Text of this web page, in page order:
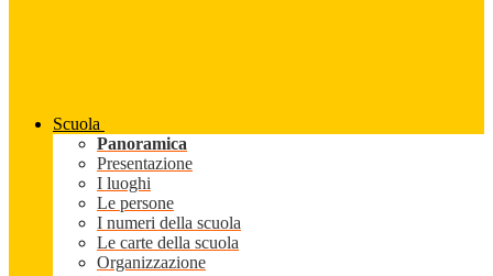
Scuola
Panoramica
Presentazione
I luoghi
Le persone
I numeri della scuola
Le carte della scuola
Organizzazione